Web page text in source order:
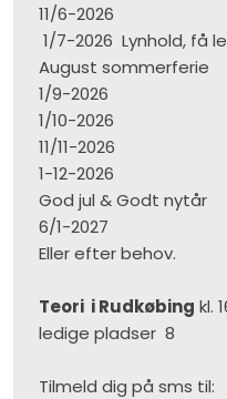
11/6-2026
1/7-2026 Lynhold, få
August sommerferie
1/9-2026
1/10-2026
11/11-2026
1-12-2026
God jul & Godt nytår
6/1-2027
Eller efter behov.
Teori i Rudkøbing kl.
​ledige pladser 8
​​​Tilmeld dig på sms til: